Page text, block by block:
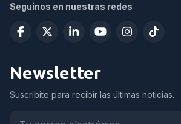
Seguinos en nuestras redes
Newsletter
Suscribite para recibir las últimas noticias.